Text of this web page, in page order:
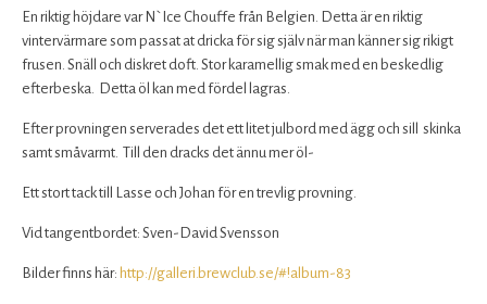
En riktig höjdare var N`Ice Chouffe från Belgien. Detta är en riktig
vintervärmare som passat at dricka för sig själv när man känner sig rikigt
frusen. Snäll och diskret doft. Stor karamellig smak med en beskedlig
efterbeska. Detta öl kan med fördel lagras.
Efter provningen serverades det ett litet julbord med ägg och sill skinka
samt småvarmt. Till den dracks det ännu mer öl-
Ett stort tack till Lasse och Johan för en trevlig provning.
Vid tangentbordet: Sven-David Svensson
Bilder finns här: http://galleri.brewclub.se/#!album-83